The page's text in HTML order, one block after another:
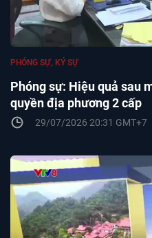
Phóng sự: Hiệu quả sau
quyền địa phương 2 cấp
PHÓNG SỰ, KÝ SỰ
29/07/2026 20:31 GMT+7